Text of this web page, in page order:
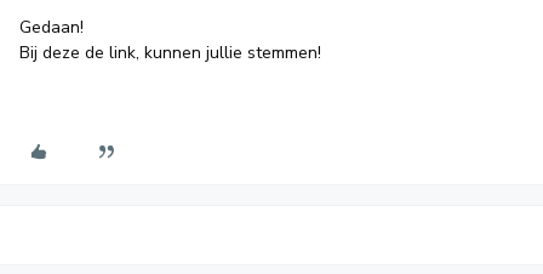
Gedaan!
Bij deze de link, kunnen jullie stemmen!